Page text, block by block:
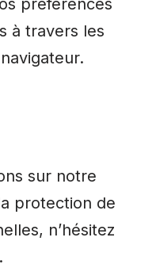
préférences
à travers les
sur notre
protection de
n’hésitez